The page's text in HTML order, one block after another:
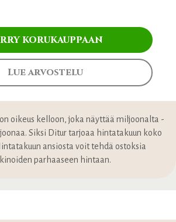
korukauppaan
Lue arvostelu
oikeus kelloon, joka näyttää miljoonalta -
Siksi Ditur tarjoaa hintatakuun koko
ansiosta voit tehdä ostoksia
parhaaseen hintaan.